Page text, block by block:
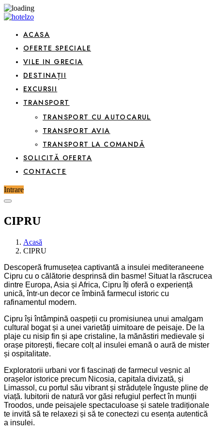
ACASA
OFERTE SPECIALE
VILE IN GRECIA
DESTINAȚII
EXCURSII
TRANSPORT
TRANSPORT CU AUTOCARUL
TRANSPORT AVIA
TRANSPORT LA COMANDĂ
SOLICITĂ OFERTA
CONTACTE
Intrare
CIPRU
Acasă
CIPRU
Descoperă frumusețea captivantă a insulei mediteraneene
Cipru cu o călătorie desprinsă din basme! Situat la răscrucea
dintre Europa, Asia și Africa, Cipru îți oferă o experiență
unică, într-un decor ce îmbină farmecul istoric cu
rafinamentul modern.
Cipru își întâmpină oaspeții cu promisiunea unui amalgam
cultural bogat și a unei varietăți uimitoare de peisaje. De la
plaje cu nisip fin și ape cristaline, la mănăstiri medievale și
orașe pitorești, fiecare colț al insulei emană o aură de mister
și ospitalitate.
Exploratorii urbani vor fi fascinați de farmecul veșnic al
orașelor istorice precum Nicosia, capitala divizată, și
Limassol, cu portul său vibrant și străduțele înguste pline de
viață. Iubitorii de natură vor găsi refugiul perfect în munții
Troodos, unde peisajele spectaculoase și satele tradiționale
te invită să te relaxezi și să te conectezi cu esența autentică
a insulei.